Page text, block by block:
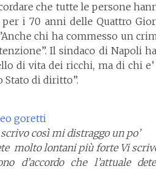
che tutte le persone
i 70 anni delle Quattro
chi ha commesso un
Il sindaco di Napoli
di vita dei ricchi, ma di chi
Stato di diritto”.
goretti
così mi distraggo un po’
molto lontani più forte Vi
d’accordo che l’attuale